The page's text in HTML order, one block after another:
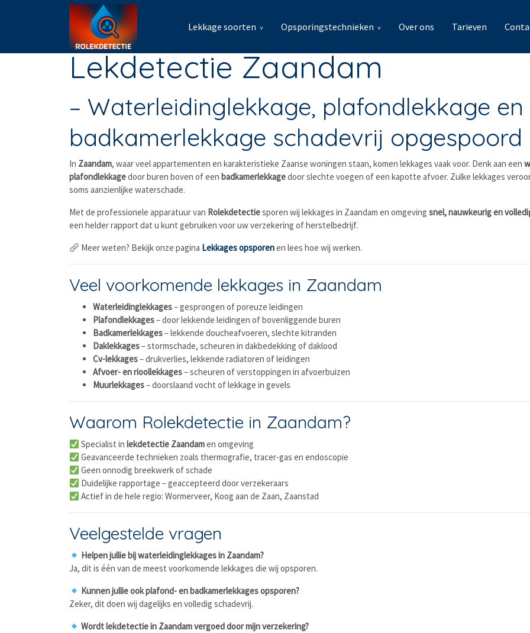
Lekkage soorten Opsporingstechnieken Over ons Tarieven
Lekdetectie Zaandam
– Waterleidinglekkage, plafondlekkage en
badkamerlekkage schadevrij opgespoord
In Zaandam, waar veel appartementen en karakteristieke Zaanse woningen staan, komen lekkages vaak voor. Denk aan een
plafondlekkagedoor buren boven of een badkamerlekkagedoor slechte voegen of een kapotte afvoer. Zulke lekkages
soms aanzienlijke waterschade.
Met de professionele apparatuur van Rolekdetectiesporen wij lekkages in Zaandam en omgeving snel, nauwkeurig en
een helder rapport dat u kunt gebruiken voor uw verzekering of herstelbedrijf.
Meer weten? Bekijk onze pagina Lekkages opsporenen lees hoe wij werken.
Veel voorkomende lekkages in Zaandam
Waterleidinglekkages– gesprongen of poreuze leidingen
Plafondlekkages– door lekkende leidingen of bovenliggende buren
Badkamerlekkages– lekkende doucheafvoeren, slechte kitranden
Daklekkages– stormschade, scheuren in dakbedekking of daklood
Cv-lekkages– drukverlies, lekkende radiatoren of leidingen
Afvoer- en rioollekkages– scheuren of verstoppingen in afvoerbuizen
Muurlekkages– doorslaand vocht of lekkage in gevels
Waarom Rolekdetectie in Zaandam?
Specialist inlekdetectie Zaandamen omgeving
Geavanceerde technieken zoals thermografie, tracer-gas en endoscopie
Geen onnodig breekwerk of schade
Duidelijke rapportage – geaccepteerd door verzekeraars
Actief in de hele regio: Wormerveer, Koog aan de Zaan, Zaanstad
Veelgestelde vragen
Helpen jullie bij waterleidinglekkages in Zaandam?
Ja, dit is één van de meest voorkomende lekkages die wij opsporen.
Kunnen jullie ook plafond- en badkamerlekkages opsporen?
Zeker, dit doen wij dagelijks en volledig schadevrij.
Wordt lekdetectie in Zaandam vergoed door mijn verzekering?